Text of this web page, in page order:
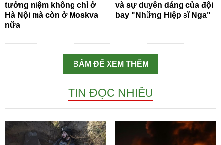
tưởng niệm không chỉ ở
Hà Nội mà còn ở Moskva
nữa
và sự duyên dáng của đội
bay "Những Hiệp sĩ Nga"
BẤM ĐỂ XEM THÊM
TIN ĐỌC NHIỀU